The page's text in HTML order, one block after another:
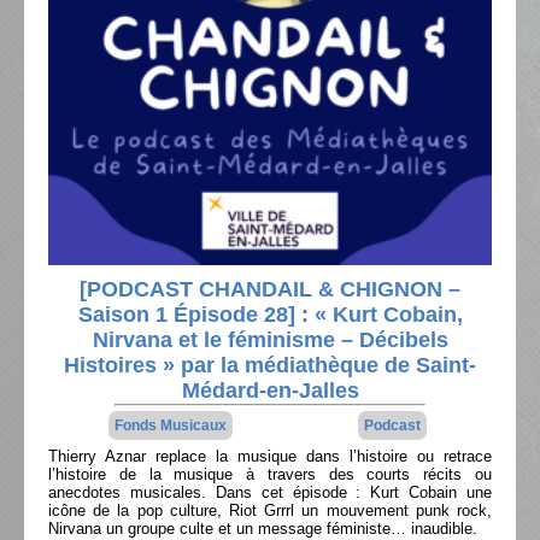
[PODCAST CHANDAIL & CHIGNON –
Saison 1 Épisode 28] : « Kurt Cobain,
Nirvana et le féminisme – Décibels
Histoires » par la médiathèque de Saint-
Médard-en-Jalles
Fonds Musicaux Podcast
Thierry Aznar replace la musique dans l’histoire ou retrace
l’histoire de la musique à travers des courts récits ou
anecdotes musicales. Dans cet épisode : Kurt Cobain une
icône de la pop culture, Riot Grrrl un mouvement punk rock,
Nirvana un groupe culte et un message féministe… inaudible.